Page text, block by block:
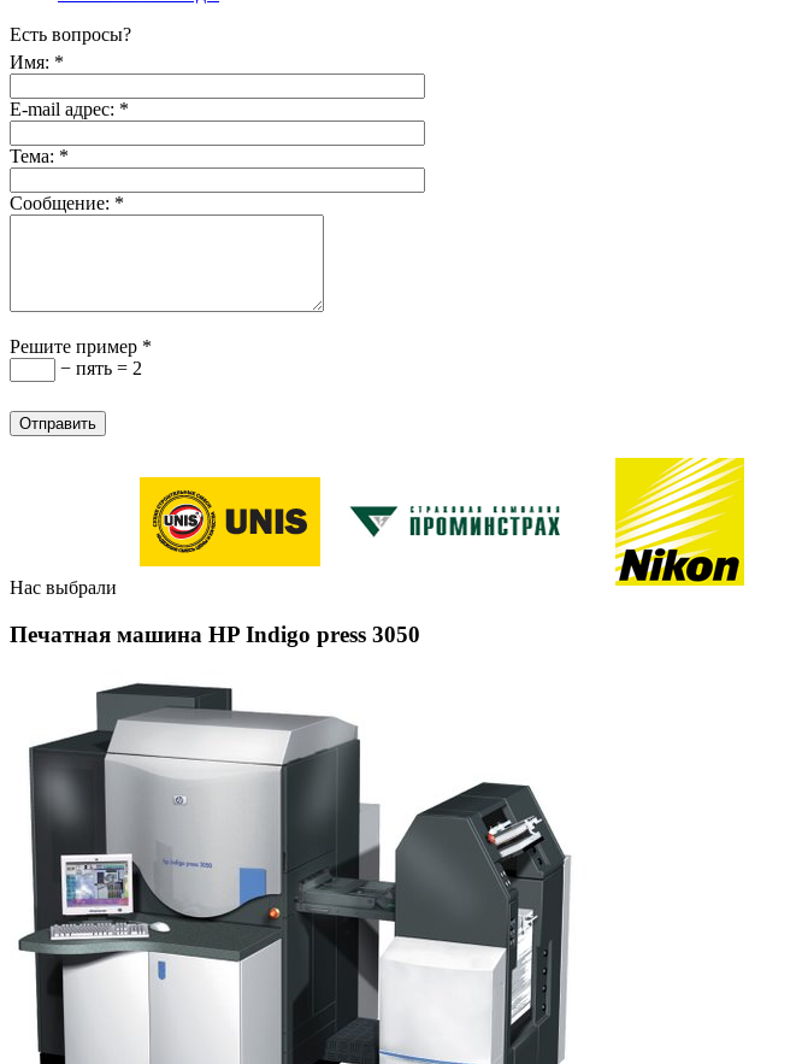
Есть вопросы?
Имя: *
E-mail адрес: *
Тема: *
Сообщение: *
Решите пример *
− пять = 2
Нас выбрали
Печатная машина HP Indigo press 3050